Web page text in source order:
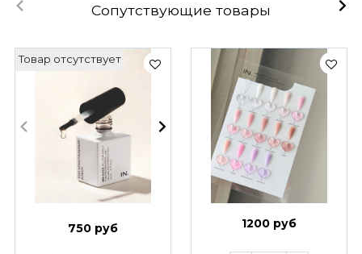
Сопутствующие товары
Товар отсутствует
750 руб 1200 руб